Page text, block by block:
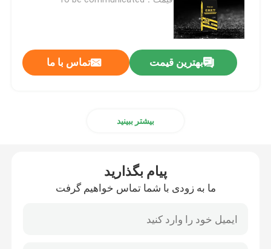
کود نیتروژن پتاسیم
کود مرکب
اوره درجه خودرو
بهترین قیمت تماس با ما
بیشتر ببینید
پیام بگذارید
ما به زودی با شما تماس خواهیم گرفت